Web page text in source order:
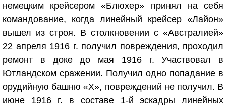
немецким крейсером «Блюхер» принял на себя
командование, когда линейный крейсер «Лайон»
вышел из строя. В столкновении с «Австралией»
22 апреля 1916 г. получил повреждения, проходил
ремонт в доке до мая 1916 г. Участвовал в
Ютландском сражении. Получил одно попадание в
орудийную башню «X», повреждений не получил. В
июне 1916 г. в составе 1-й эскадры линейных